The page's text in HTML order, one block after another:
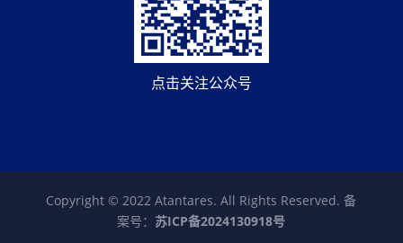
点击关注公众号
Copyright © 2022 Atantares. All Rights Reserved. 备
案号： 苏ICP备2024130918号